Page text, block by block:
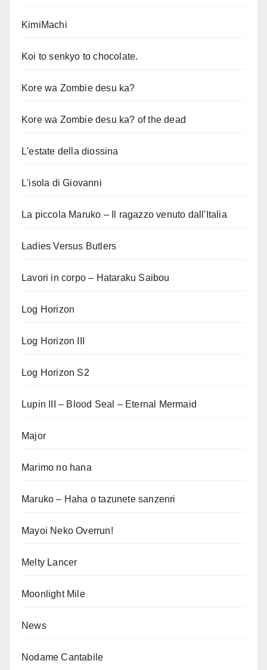
KimiMachi
Koi to senkyo to chocolate.
Kore wa Zombie desu ka?
Kore wa Zombie desu ka? of the dead
L'estate della diossina
L'isola di Giovanni
La piccola Maruko – Il ragazzo venuto dall'Italia
Ladies Versus Butlers
Lavori in corpo – Hataraku Saibou
Log Horizon
Log Horizon III
Log Horizon S2
Lupin III – Blood Seal – Eternal Mermaid
Major
Marimo no hana
Maruko – Haha o tazunete sanzenri
Mayoi Neko Overrun!
Melty Lancer
Moonlight Mile
News
Nodame Cantabile